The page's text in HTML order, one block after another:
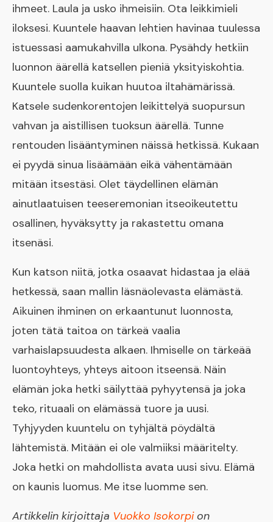
ihmeet. Laula ja usko ihmeisiin. Ota leikkimieli
iloksesi. Kuuntele haavan lehtien havinaa tuulessa
istuessasi aamukahvilla ulkona. Pysähdy hetkiin
luonnon äärellä katsellen pieniä yksityiskohtia.
Kuuntele suolla kuikan huutoa iltahämärissä.
Katsele sudenkorentojen leikittelyä suopursun
vahvan ja aistillisen tuoksun äärellä. Tunne
rentouden lisääntyminen näissä hetkissä. Kukaan
ei pyydä sinua lisäämään eikä vähentämään
mitään itsestäsi. Olet täydellinen elämän
ainutlaatuisen teeseremonian itseoikeutettu
osallinen, hyväksytty ja rakastettu omana
itsenäsi.
Kun katson niitä, jotka osaavat hidastaa ja elää
hetkessä, saan mallin läsnäolevasta elämästä.
Aikuinen ihminen on erkaantunut luonnosta,
joten tätä taitoa on tärkeä vaalia
varhaislapsuudesta alkaen. Ihmiselle on tärkeää
luontoyhteys, yhteys aitoon itseensä. Näin
elämän joka hetki säilyttää pyhyytensä ja joka
teko, rituaali on elämässä tuore ja uusi.
Tyhjyyden kuuntelu on tyhjältä pöydältä
lähtemistä. Mitään ei ole valmiiksi määritelty.
Joka hetki on mahdollista avata uusi sivu. Elämä
on kaunis luomus. Me itse luomme sen.
Artikkelin kirjoittaja Vuokko Isokorpion